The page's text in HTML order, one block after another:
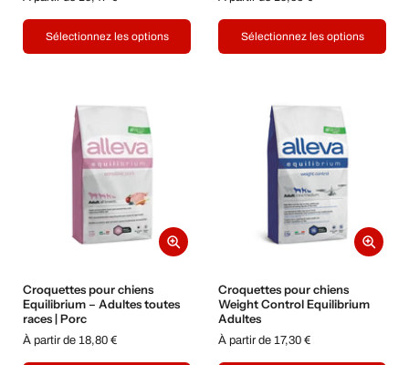
Sélectionnez les options Sélectionnez les options
Croquettes pour chiens
Equilibrium – Adultes toutes
races | Porc
À partir de 18,80 €
Croquettes pour chiens
Weight Control Equilibrium
Adultes
À partir de 17,30 €